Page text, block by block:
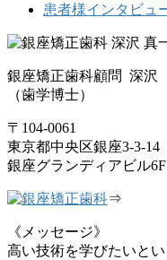
患者様インタビュ
銀座矯正歯科顧問 深
（歯学博士）
〒104-0061
東京都中央区銀座3-3-14
銀座グランディアビル6F
⇒
《メッセージ》
高い技術を学びたいと